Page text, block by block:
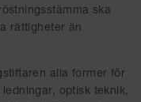
ska
rättigheter än
alla former för
optisk teknik,